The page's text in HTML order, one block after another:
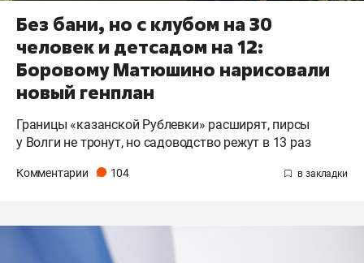
Без бани, но с клубом на 30
человек и детсадом на 12:
Боровому Матюшино нарисовали
новый генплан
Границы «казанской Рублевки» расширят, пирсы
у Волги не тронут, но садоводство режут в 13 раз
Комментарии 104